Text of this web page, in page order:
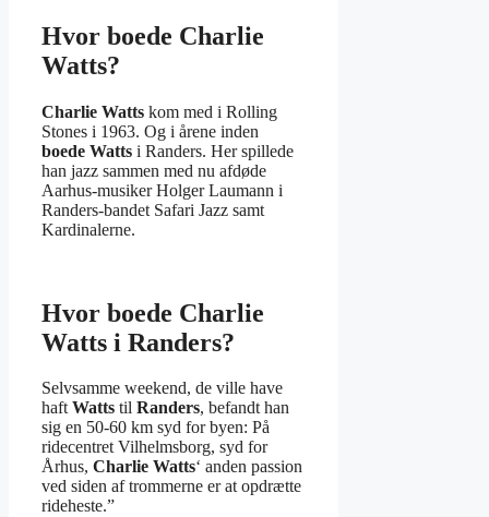
Hvor boede Charlie
Watts?
Charlie Watts kom med i Rolling
Stones i 1963. Og i årene inden
boede Watts i Randers. Her spillede
han jazz sammen med nu afdøde
Aarhus-musiker Holger Laumann i
Randers-bandet Safari Jazz samt
Kardinalerne.
Hvor boede Charlie
Watts i Randers?
Selvsamme weekend, de ville have
haftWatts til Randers, befandt han
sig en 50-60 km syd for byen: På
ridecentret Vilhelmsborg, syd for
Århus, Charlie Watts‘ anden passion
ved siden af trommerne er at opdrætte
rideheste.”